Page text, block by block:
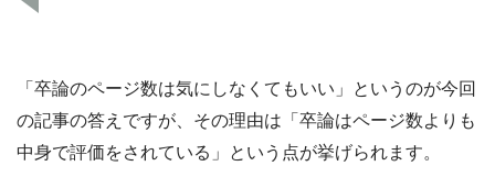
「卒論のページ数は気にしなくてもいい」というのが今回
の記事の答えですが、その理由は「卒論はページ数よりも
中身で評価をされている」という点が挙げられます。